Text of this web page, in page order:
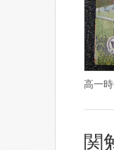
高一
関